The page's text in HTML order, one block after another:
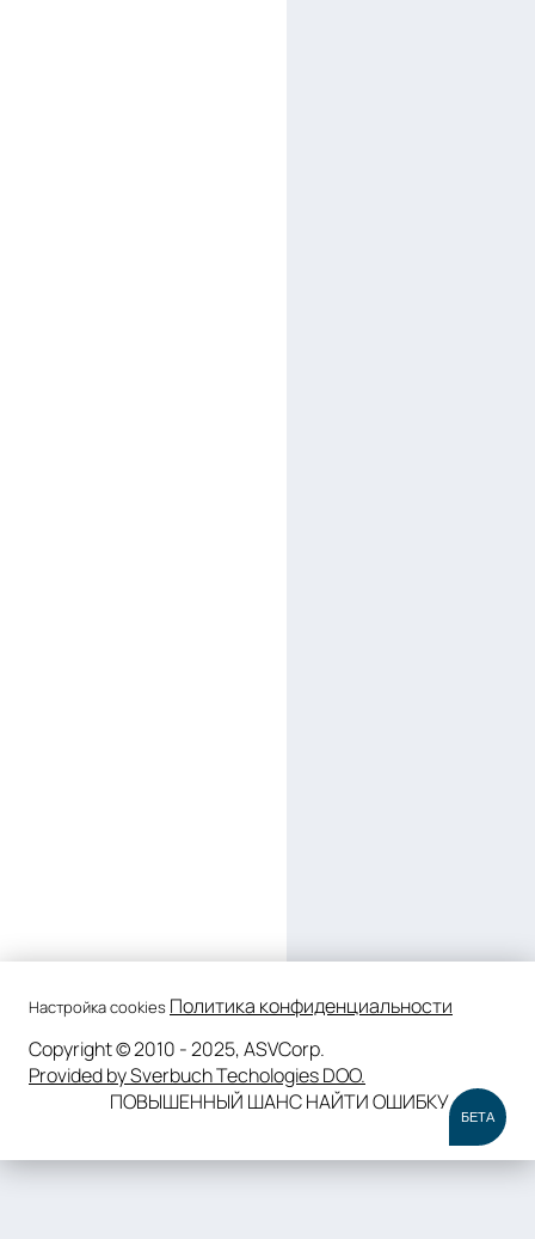
Настройка cookies Политика конфиденциальности
Copyright © 2010 - 2025, ASVCorp.
Provided by Sverbuch Techologies DOO.
ПОВЫШЕННЫЙ ШАНС НАЙТИ ОШИБКУ
БЕТА